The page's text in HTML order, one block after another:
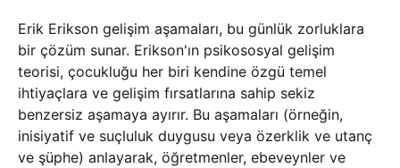
Erik Erikson gelişim aşamaları, bu günlük zorluklara
bir çözüm sunar. Erikson'ın psikososyal gelişim
teorisi, çocukluğu her biri kendine özgü temel
ihtiyaçlara ve gelişim fırsatlarına sahip sekiz
benzersiz aşamaya ayırır. Bu aşamaları (örneğin,
inisiyatif ve suçluluk duygusu veya özerklik ve utanç
ve şüphe) anlayarak, öğretmenler, ebeveynler ve